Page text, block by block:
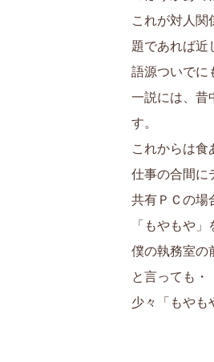
これが対人関
題であれば近
語源ついでに
一説には、昔
す。
これからは食
仕事の合間に
共有ＰＣの場
「もやもや
僕の執務室の
と言っても
少々「もや